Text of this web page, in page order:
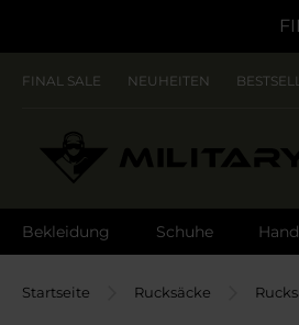
FINAL SALE NEUHEITEN
Bekleidung Schuhe
Startseite Rucksäcke